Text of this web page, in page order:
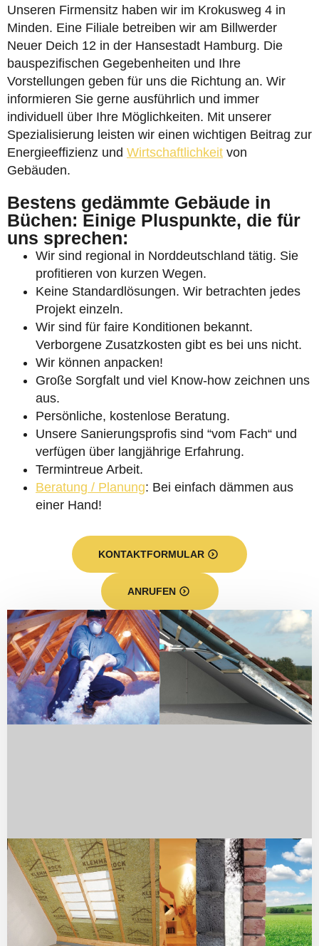
Unseren Firmensitz haben wir im Krokusweg 4 in
Minden. Eine Filiale betreiben wir am Billwerder
Neuer Deich 12 in der Hansestadt Hamburg. Die
bauspezifischen Gegebenheiten und Ihre
Vorstellungen geben für uns die Richtung an. Wir
informieren Sie gerne ausführlich und immer
individuell über Ihre Möglichkeiten. Mit unserer
Spezialisierung leisten wir einen wichtigen Beitrag zur
Energieeffizienz und Wirtschaftlichkeit von
Gebäuden.
Bestens gedämmte Gebäude in
Büchen: Einige Pluspunkte, die für
uns sprechen:
Wir sind regional in Norddeutschland tätig. Sie
profitieren von kurzen Wegen.
Keine Standardlösungen. Wir betrachten jedes
Projekt einzeln.
Wir sind für faire Konditionen bekannt.
Verborgene Zusatzkosten gibt es bei uns nicht.
Wir können anpacken!
Große Sorgfalt und viel Know-how zeichnen uns
aus.
Persönliche, kostenlose Beratung.
Unsere Sanierungsprofis sind “vom Fach“ und
verfügen über langjährige Erfahrung.
Termintreue Arbeit.
Beratung / Planung: Bei einfach dämmen aus
einer Hand!
KONTAKTFORMULAR
ANRUFEN